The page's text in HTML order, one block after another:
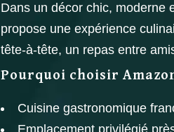
Dans un décor chic, moderne
propose une expérience
tête-à-tête, un repas entre
Pourquoi choisir
Cuisine gastronomique